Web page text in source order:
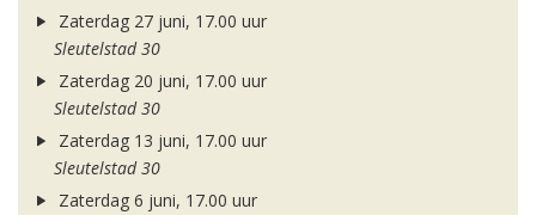
Zaterdag 27 juni, 17.00 uur
Sleutelstad 30
Zaterdag 20 juni, 17.00 uur
Sleutelstad 30
Zaterdag 13 juni, 17.00 uur
Sleutelstad 30
Zaterdag 6 juni, 17.00 uur